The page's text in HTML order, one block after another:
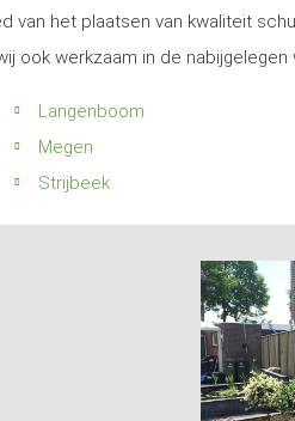
van het plaatsen van kwaliteit
ook werkzaam in de nabijgelegen
Langenboom
Megen
Strijbeek